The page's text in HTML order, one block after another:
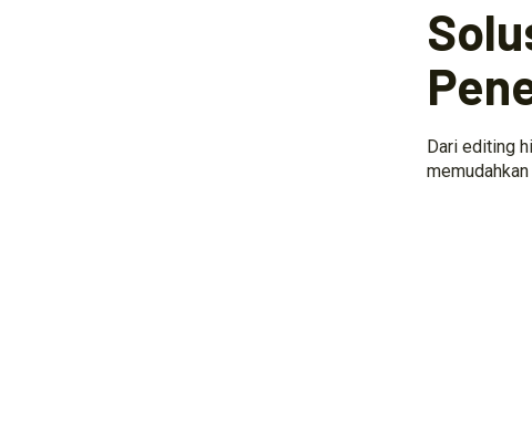
Dari editing